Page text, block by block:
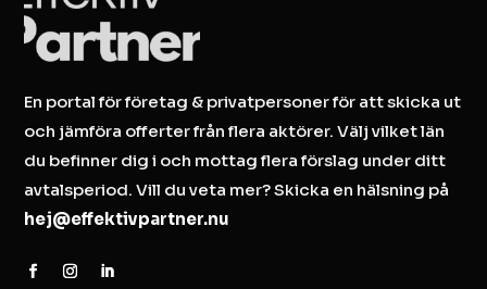
En portal för företag & privatpersoner för att skicka ut
och jämföra offerter från flera aktörer. Välj vilket län
du befinner dig i och mottag flera förslag under ditt
avtalsperiod. Vill du veta mer? Skicka en hälsning på
hej@effektivpartner.nu